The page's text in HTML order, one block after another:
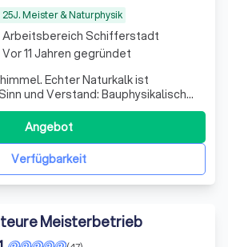
25J. Meister & Naturphysik
Echter Naturkalk ist
und Verstand: Bauphysikalisch
gesundheitlich unbezahlbar. 🏛️🌿
Verfügbarkeit
Angebot
Arbeitsbereich Schifferstadt
Vor 11 Jahren gegründet
Meisterbetrieb